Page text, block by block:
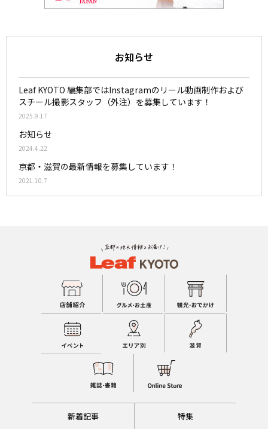
お知らせ
Leaf KYOTO 編集部ではInstagramのリール動画制作および
スチール撮影スタッフ（外注）を募集しています！
2025.9.17
お知らせ
2024.4.22
京都・滋賀の最新情報を募集しています！
2021.10.7
新着記事 特集